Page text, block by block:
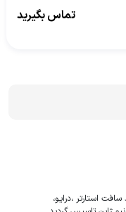
تماس بگیرید
استارتر ،درایـو،